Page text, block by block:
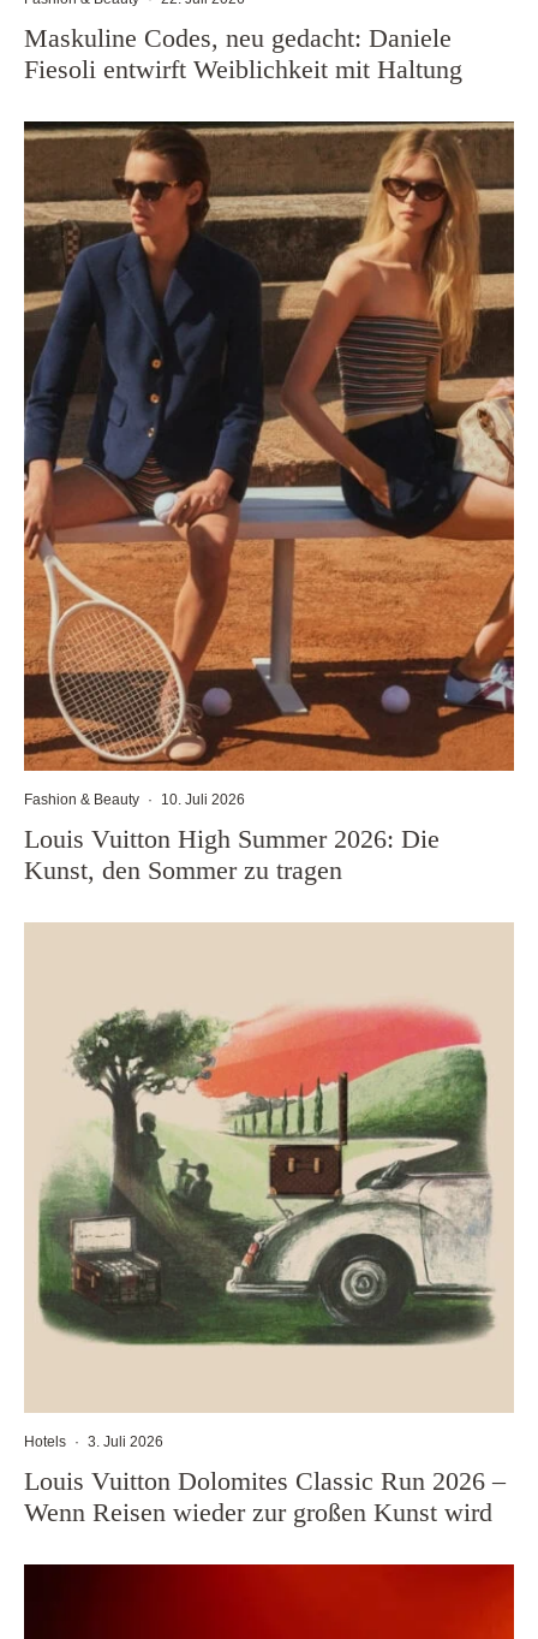
Maskuline Codes, neu gedacht: Daniele
Fiesoli entwirft Weiblichkeit mit Haltung
Fashion & Beauty · 10. Juli 2026
Louis Vuitton High Summer 2026: Die
Kunst, den Sommer zu tragen
Hotels · 3. Juli 2026
Louis Vuitton Dolomites Classic Run 2026 –
Wenn Reisen wieder zur großen Kunst wird